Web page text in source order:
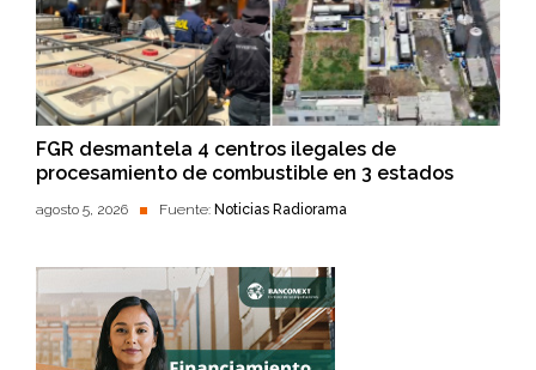
FGR desmantela 4 centros ilegales de
procesamiento de combustible en 3 estados
agosto 5, 2026 Fuente: Noticias Radiorama